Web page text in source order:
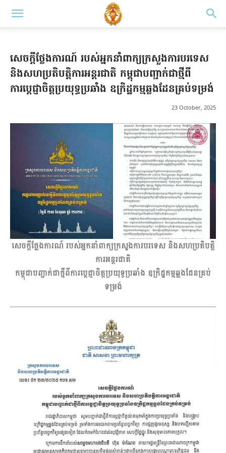
សេចក្តីថ្លែងការណ៍ របស់អ្នកនាំពាក្យក្រសួងការបរទេស
និងសហប្រតិបត្តិការអន្តរជាតិ កម្ពុជាបញ្ជាក់ជាថ្មីពី
ការប្តេជ្ញាចិត្តប្រយុទ្ធប្រឆាំង ឧក្រិដ្ឋកម្មឆ្លងដែនគ្រប់ទម្រង់
23 October, 2025
សេចក្តីថ្លែងការណ៍ របស់អ្នកនាំពាក្យក្រសួងការបរទេស និងសហប្រតិបត្តិ
ការអន្តរជាតិ
កម្ពុជាបញ្ជាក់ជាថ្មីពីការប្តេជ្ញាចិត្តប្រយុទ្ធប្រឆាំង ឧក្រិដ្ឋកម្មឆ្លងដែនគ្រប់
ទម្រង់